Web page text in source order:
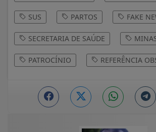
SUS PARTOS FAKE
SECRETARIA DE SAÚDE
PATROCÍNIO REFERÊNCIA